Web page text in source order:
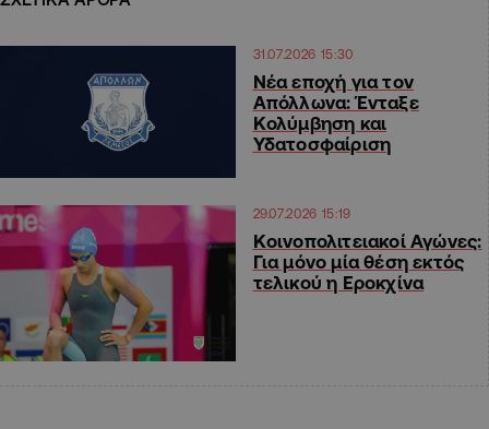
31.07.2026 15:30
Νέα εποχή για τον
Απόλλωνα: Ένταξε
Κολύμβηση και
Υδατοσφαίριση
29.07.2026 15:19
Κοινοπολιτειακοί Αγώνες:
Για μόνο μία θέση εκτός
τελικού η Εροκχίνα